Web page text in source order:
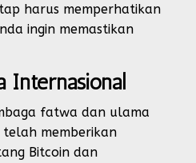
harus memperhatikan
ingin memastikan
Internasional
fatwa dan ulama
memberikan
Bitcoin dan